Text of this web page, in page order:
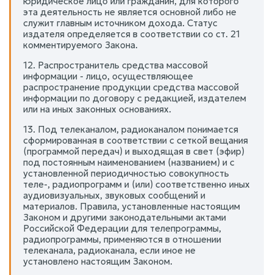
эта деятельность не является основной либо не
служит главным источником дохода. Статус
издателя определяется в соответствии со ст. 21
комментируемого Закона.
12. Распространитель средства массовой
информации - лицо, осуществляющее
распространение продукции средства массовой
информации по договору с редакцией, издателем
или на иных законных основаниях.
13. Под телеканалом, радиоканалом понимается
сформированная в соответствии с сеткой вещания
(программой передач) и выходящая в свет (эфир)
под постоянным наименованием (названием) и с
установленной периодичностью совокупность
теле-, радиопрограмм и (или) соответственно иных
аудиовизуальных, звуковых сообщений и
материалов. Правила, установленные настоящим
Законом и другими законодательными актами
Российской Федерации для телепрограммы,
радиопрограммы, применяются в отношении
телеканала, радиоканала, если иное не
установлено настоящим Законом.